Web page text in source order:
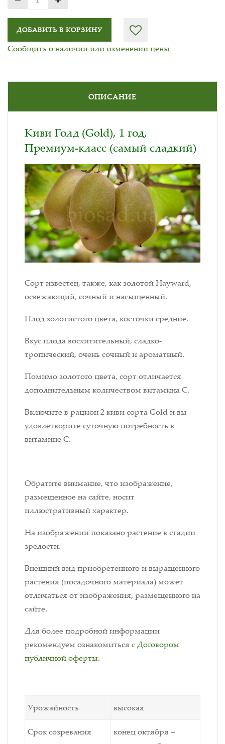
ДОБАВИТЬ В КОРЗИНУ
Сообщить о наличии или изменении цены
ОПИСАНИЕ
Киви Голд (Gold), 1 год,
Премиум-класс (самый сладкий)
Сорт известен, также, как золотой Hayward,
освежающий, сочный и насыщенный.
Плод золотистого цвета, косточки средние.
Вкус плода восхитительный, сладко-
тропический, очень сочный и ароматный.
Помимо золотого цвета, сорт отличается
дополнительным количеством витамина С.
Включите в рацион 2 киви сорта Gold и вы
удовлетворите суточную потребность в
витамине С.
Обратите внимание, что изображение,
размещенное на сайте, носит
иллюстративный характер.
На изображении показано растение в стадии
зрелости.
Внешний вид приобретенного и выращенного
растения (посадочного материала) может
отличаться от изображения, размещенного на
сайте.
Для более подробной информации
рекомендуем ознакомиться сДоговором
публичной оферты.
Урожайность высокая
Срок созревания
конец октября –